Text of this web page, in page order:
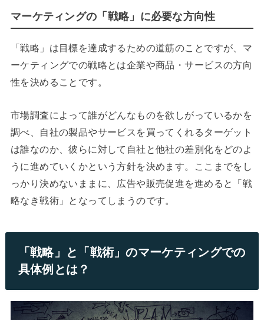
マーケティングの「戦略」に必要な方向性
「戦略」は目標を達成するための道筋のことですが、マ
ーケティングでの戦略とは企業や商品・サービスの方向
性を決めることです。
市場調査によって誰がどんなものを欲しがっているかを
調べ、自社の製品やサービスを買ってくれるターゲット
は誰なのか、彼らに対して自社と他社の差別化をどのよ
うに進めていくかという方針を決めます。ここまでをし
っかり決めないままに、広告や販売促進を進めると「戦
略なき戦術」となってしまうのです。
「戦略」と「戦術」のマーケティングでの
具体例とは？